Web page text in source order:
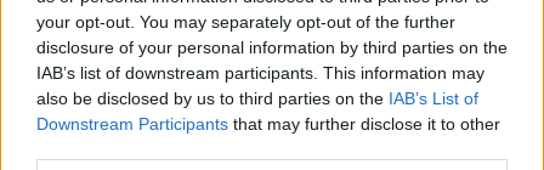
your opt-out. You may separately opt-out of the further
disclosure of your personal information by third parties on the
IAB’s list of downstream participants. This information may
also be disclosed by us to third parties on the IAB’s List of
Downstream Participants that may further disclose it to other
βεληνεκούς από την Ουκρανία κατά της
Ρωσίας – Οι επικρίσεις Τραμπ και οι
απειλές Πούτιν
Οι ΗΠΑ επέτρεψαν στους Ουκρανούς τη
χρήση αμερικανικών πυραύλων μεγάλου